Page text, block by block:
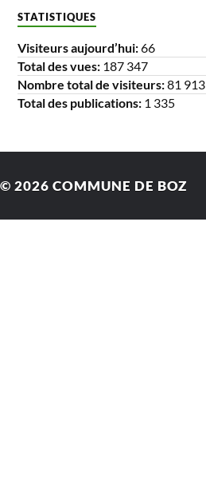
STATISTIQUES
Visiteurs aujourd’hui:66
Total des vues: 187 347
Nombre total de visiteurs:81 913
Total des publications: 1 335
© 2026 COMMUNE DE BOZ